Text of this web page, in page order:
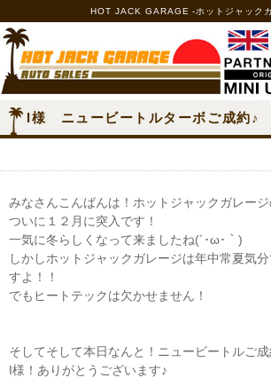
HOT JACK GARAGE -ホットジャック
I様 ニュービートルターボご成約♪
みなさんこんばんは！ホットジャックガレージ
ついに１２月に突入です！
一気に冬らしくなって来ましたね(´･ω･｀)
しかしホットジャックガレージは年中常夏気
すよ！！
でもヒートテックは欠かせません！
そしてそして本日なんと！ニュービートルご
I様！ありがとうございます♪